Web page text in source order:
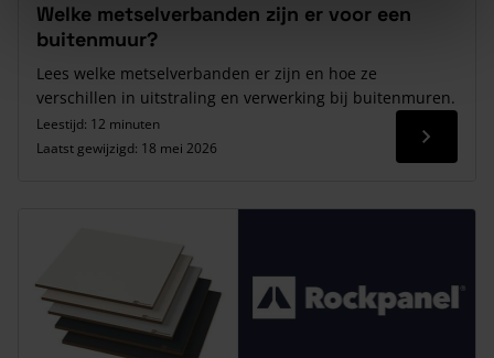
Welke metselverbanden zijn er voor een
buitenmuur?
Lees welke metselverbanden er zijn en hoe ze
verschillen in uitstraling en verwerking bij buitenmuren.
Leestijd: 12 minuten
Laatst gewijzigd: 18 mei 2026 Lees